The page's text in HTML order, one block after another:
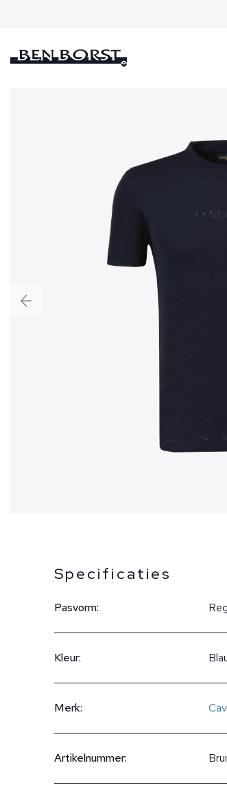
Specificaties
Pasvorm:
Kleur:
Merk:
Artikelnummer: